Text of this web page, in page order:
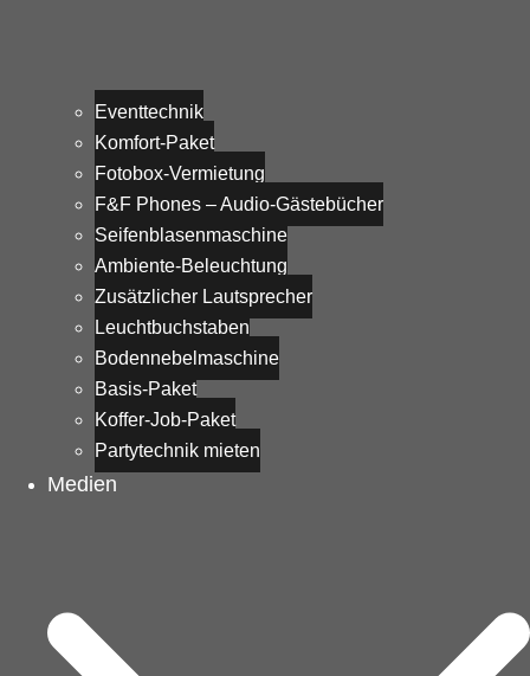
Eventtechnik
Komfort-Paket
Fotobox-Vermietung
F&F Phones – Audio-Gästebücher
Seifenblasenmaschine
Ambiente-Beleuchtung
Zusätzlicher Lautsprecher
Leuchtbuchstaben
Bodennebelmaschine
Basis-Paket
Koffer-Job-Paket
Partytechnik mieten
Medien